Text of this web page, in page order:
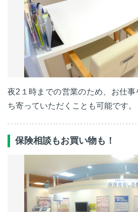
夜2１時までの営業のため、お仕
ち寄っていただくことも可能です。
保険相談もお買い物も！